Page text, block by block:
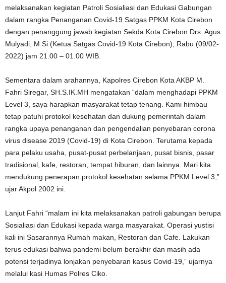
melaksanakan kegiatan Patroli Sosialiasi dan Edukasi Gabungan
dalam rangka Penanganan Covid-19 Satgas PPKM Kota Cirebon
dengan penanggung jawab kegiatan Sekda Kota Cirebon Drs. Agus
Mulyadi, M.Si (Ketua Satgas Covid-19 Kota Cirebon), Rabu (09/02-
2022) jam 21.00 – 01.00 WIB.
Sementara dalam arahannya, Kapolres Cirebon Kota AKBP M.
Fahri Siregar, SH.S.IK.MH mengatakan “dalam menghadapi PPKM
Level 3, saya harapkan masyarakat tetap tenang. Kami himbau
tetap patuhi protokol kesehatan dan dukung pemerintah dalam
rangka upaya penanganan dan pengendalian penyebaran corona
virus disease 2019 (Covid-19) di Kota Cirebon. Terutama kepada
para pelaku usaha, pusat-pusat perbelanjaan, pusat bisnis, pasar
tradisional, kafe, restoran, tempat hiburan, dan lainnya. Mari kita
mendukung penerapan protokol kesehatan selama PPKM Level 3,”
ujar Akpol 2002 ini.
Lanjut Fahri “malam ini kita melaksanakan patroli gabungan berupa
Sosialiasi dan Edukasi kepada warga masyarakat. Operasi yustisi
kali ini Sasarannya Rumah makan, Restoran dan Cafe. Lakukan
terus edukasi bahwa pandemi belum berakhir dan masih ada
potensi terjadinya lonjakan penyebaran kasus Covid-19,” ujarnya
melalui kasi Humas Polres Ciko.